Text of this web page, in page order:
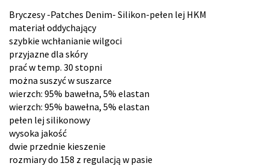
Bryczesy -Patches Denim- Silikon-pełen lej HKM
materiał oddychający
szybkie wchłanianie wilgoci
przyjazne dla skóry
prać w temp. 30 stopni
można suszyć w suszarce
wierzch: 95% bawełna, 5% elastan
wierzch: 95% bawełna, 5% elastan
pełen lej silikonowy
wysoka jakość
dwie przednie kieszenie
rozmiary do 158 z regulacją w pasie